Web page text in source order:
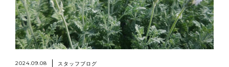
2024.09.08 スタッフブログ